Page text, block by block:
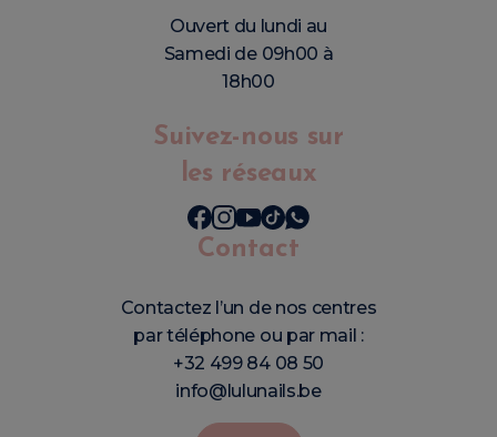
Ouvert du lundi au
Samedi de 09h00 à
18h00
Suivez-nous sur
les réseaux
Contact
Contactez l’un de nos centres
par téléphone ou par mail :
+32 499 84 08 50
info@lulunails.be